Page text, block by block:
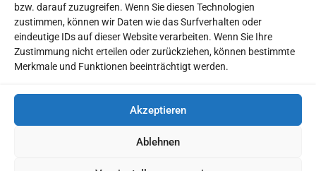
bzw. darauf zuzugreifen. Wenn Sie diesen Technologien
zustimmen, können wir Daten wie das Surfverhalten oder
eindeutige IDs auf dieser Website verarbeiten. Wenn Sie Ihre
Zustimmung nicht erteilen oder zurückziehen, können bestimmte
Merkmale und Funktionen beeinträchtigt werden.
Akzeptieren
Ablehnen
Autoren
Datenschutz
Impressum
Heftarchive
Cookie-Richtlinie (EU)